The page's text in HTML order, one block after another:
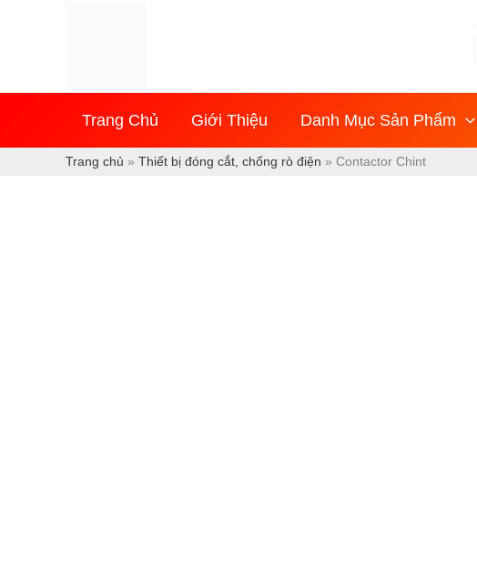
Trang Chủ Giới Thiệu Danh Mục Sản Phẩm
Trang chủ » Thiết bị đóng cắt, chống rò điện » Contactor Chint